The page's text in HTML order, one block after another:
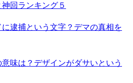
回ランキング５
逮捕という文字？デマの真相を
味は？デザインがダサいという